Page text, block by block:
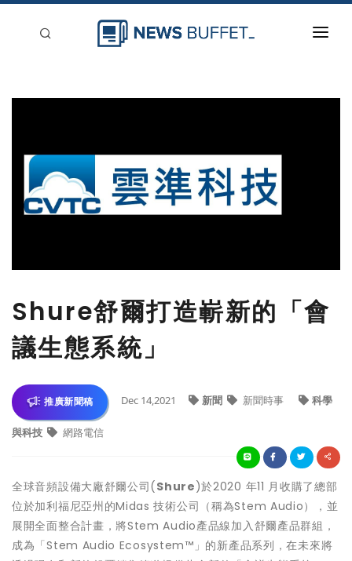
刊登
Shure舒爾打造嶄新的「會
議生態系統」
推廣新聞稿 Dec 14,2021 新聞 新聞時事 科學
與科技 網路電信
全球音頻設備大廠舒爾公司( Shure)於2020 年11 月收購了總部
位於加利福尼亞州的Midas 技術公司（稱為Stem Audio），並
展開全面整合計畫，將Stem Audio產品線加入舒爾產品群組，
成為「Stem Audio Ecosystem™」的新產品系列，在未來將